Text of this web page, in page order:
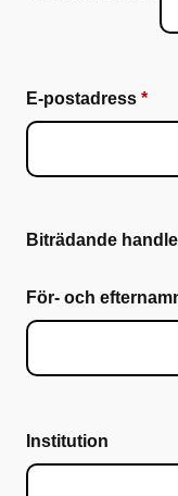
E-postadress
Biträdande
För- och
Institution